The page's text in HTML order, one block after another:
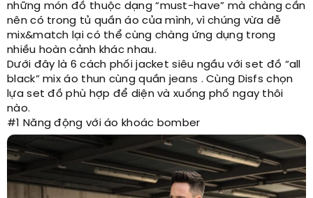
những món đồ thuộc dạng “must-have” mà chàng cần
nên có trong tủ quần áo của mình, vì chúng vừa dễ
mix&match lại có thể cùng chàng ứng dụng trong
nhiều hoàn cảnh khác nhau.
Dưới đây là 6 cách phối jacket siêu ngầu với set đồ “all
black” mix áo thun cùng quần jeans . Cùng Disfs chọn
lựa set đồ phù hợp để diện và xuống phố ngay thôi
nào.
#1 Năng động với áo khoác bomber